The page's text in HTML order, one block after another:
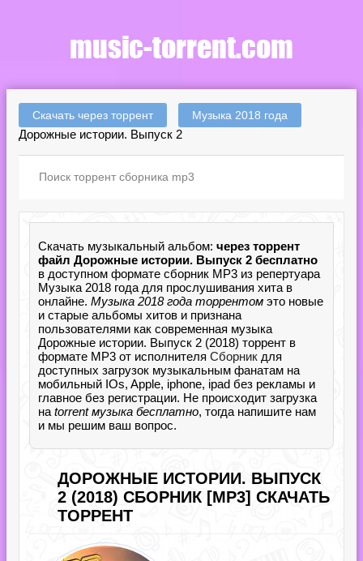
Скачать через торрент Музыка 2018 года
Дорожные истории. Выпуск 2
Скачать музыкальный альбом: через торрент
файл Дорожные истории. Выпуск 2 бесплатно
в доступном формате сборник MP3 из репертуара
Музыка 2018 года для прослушивания хита в
онлайне. Музыка 2018 года торрентом это новые
и старые альбомы хитов и признана
пользователями как современная музыка
Дорожные истории. Выпуск 2 (2018) торрент в
формате MP3 от исполнителя Сборник для
доступных загрузок музыкальным фанатам на
мобильный IOs, Apple, iphone, ipad без рекламы и
главное без регистрации. Не происходит загрузка
на torrent музыка бесплатно, тогда напишите нам
и мы решим ваш вопрос.
ДОРОЖНЫЕ ИСТОРИИ. ВЫПУСК
2 (2018) СБОРНИК [MP3] СКАЧАТЬ
ТОРРЕНТ